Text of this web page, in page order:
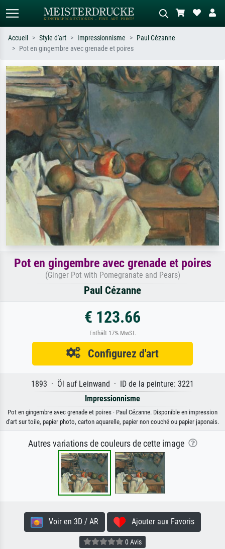
Recherchez par artiste, titre ou style –
ex. Monet, Nuit étoilée,
impressionnisme, vague de Hokusai,
nu.
Décrivez la scène – ex. prairie verte,
abstrait avec beaucoup de rouge,
tableau sombre, nu debout près d'un
arbre.
Accueil Style d'art Impressionnisme
Paul Cézanne
Pot en gingembre avec grenade et poires
Pot en gingembre avec grenade et poires
(Ginger Pot with Pomegranate and Pears)
Paul Cézanne
€ 123.66
Enthält 17% MwSt.
Configurez d'art
1893 · Öl auf Leinwand · ID de la peinture: 3221
Impressionnisme
Pot en gingembre avec grenade et poires · Paul Cézanne. Disponible en impression
d'art sur toile, papier photo, carton aquarelle, papier non couché ou papier japonais.
Autres variations de couleurs de cette image
Voir en 3D / AR Ajouter aux Favoris
0 Avis